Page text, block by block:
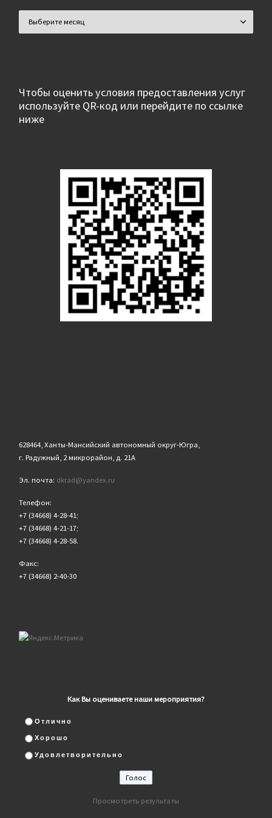
Чтобы оценить условия предоставления услуг
используйте QR-код или перейдите по ссылке
ниже
628464, Ханты-Мансийский автономный округ-Югра,
г. Радужный, 2 микрорайон, д. 21А
Эл. почта: dkrad@yandex.ru
Телефон:
+7 (34668) 4-28-41;
+7 (34668) 4-21-17;
+7 (34668) 4-28-58.
Факс:
+7 (34668) 2-40-30
Как Вы оцениваете наши мероприятия?
Отлично
Хорошо
Удовлетворительно
Просмотреть результаты